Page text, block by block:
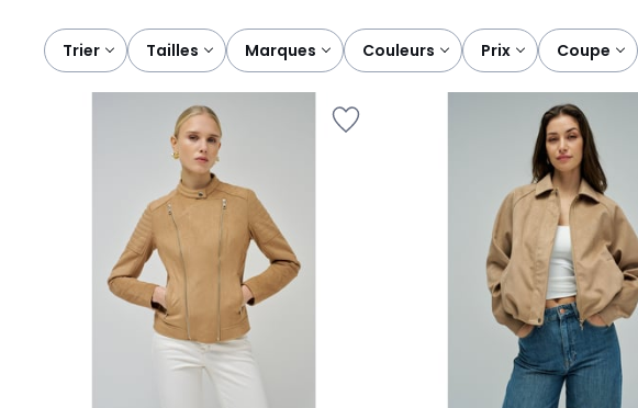
Trier
tailles marques couleurs prix coupe